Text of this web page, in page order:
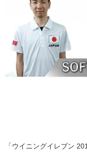
「ウイニングイレブン